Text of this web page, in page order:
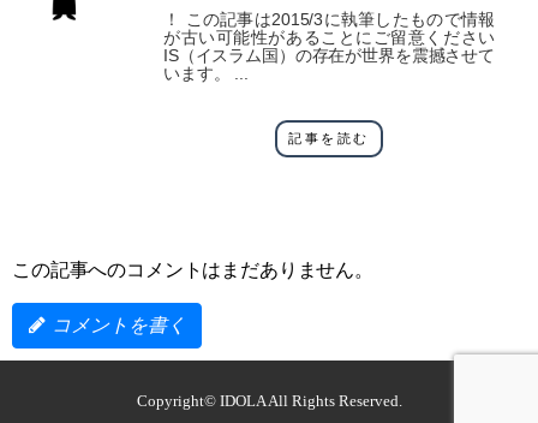
！ この記事は2015/3に執筆したもので情報
が古い可能性があることにご留意ください
IS（イスラム国）の存在が世界を震撼させて
います。 ...
記事を読む
この記事へのコメントはまだありません。
コメントを書く
Copyright© IDOLAAll Rights Reserved.